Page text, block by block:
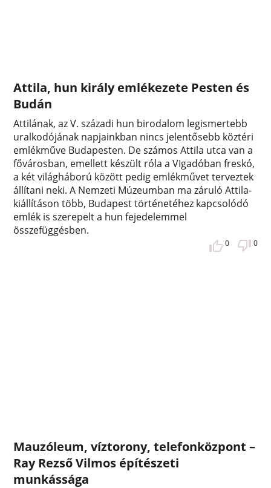
Attila, hun király emlékezete Pesten és
Budán
Attilának, az V. századi hun birodalom legismertebb
uralkodójának napjainkban nincs jelentősebb köztéri
emlékműve Budapesten. De számos Attila utca van a
fővárosban, emellett készült róla a VIgadóban freskó,
a két világháború között pedig emlékművet terveztek
állítani neki. A Nemzeti Múzeumban ma záruló Attila-
kiállításon több, Budapest történetéhez kapcsolódó
emlék is szerepelt a hun fejedelemmel
összefüggésben.
0 0
Mauzóleum, víztorony, telefonközpont –
Ray Rezső Vilmos építészeti
munkássága